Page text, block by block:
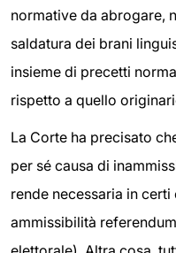
normative da abrogare,
saldatura dei brani
insieme di precetti
rispetto a quello
La Corte ha precisato
per sé causa di
rende necessaria in
ammissibilità